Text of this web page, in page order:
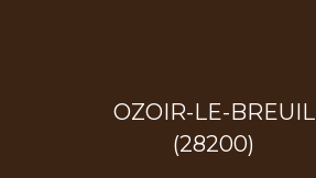
OZOIR-LE-BREUIL
(28200)